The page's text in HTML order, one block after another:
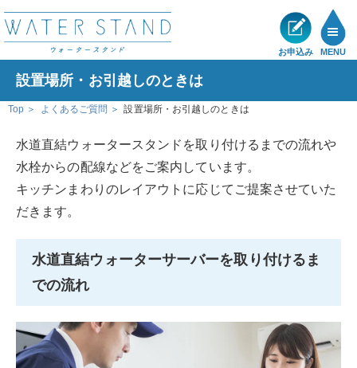
お申込み MENU
製品一覧
ショールーム
展示・キャンペーン情報
お客様の声
ウォータースタンドのある暮らし
設置場所・お引越しのときは
Top よくあるご質問 設置場所・お引越しのときは
水道直結ウォータースタンドを取り付けるまでの流れや
水栓からの配線などをご案内しています。
キッチンまわりのレイアウトに応じてご提案させていた
だきます。
水道直結ウォーターサーバーを取り付けるま
での流れ